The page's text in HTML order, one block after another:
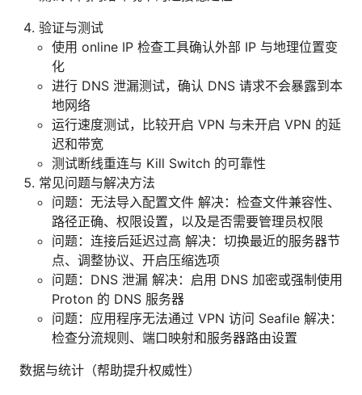
验证与测试
使用 online IP 检查工具确认外部 IP 与地理位置变
化
进行 DNS 泄漏测试，确认 DNS 请求不会暴露到本
地网络
运行速度测试，比较开启 VPN 与未开启 VPN 的延
迟和带宽
测试断线重连与 Kill Switch 的可靠性
常见问题与解决方法
问题：无法导入配置文件 解决：检查文件兼容性、
路径正确、权限设置，以及是否需要管理员权限
问题：连接后延迟过高 解决：切换最近的服务器节
点、调整协议、开启压缩选项
问题：DNS 泄漏 解决：启用 DNS 加密或强制使用
Proton 的 DNS 服务器
问题：应用程序无法通过 VPN 访问 Seafile 解决：
检查分流规则、端口映射和服务器路由设置
数据与统计（帮助提升权威性）